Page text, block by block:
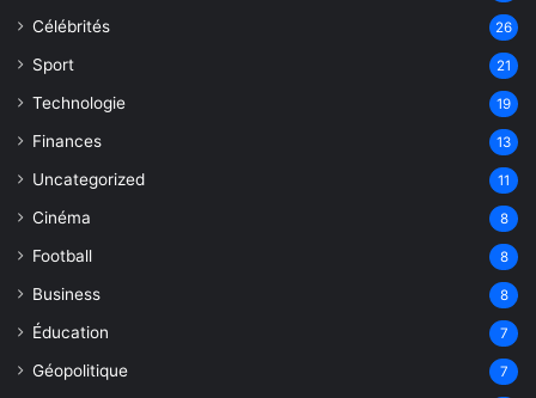
Célébrités 26
Sport 21
Technologie 19
Finances 13
Uncategorized 11
Cinéma 8
Football 8
Business 8
Éducation 7
Géopolitique 7